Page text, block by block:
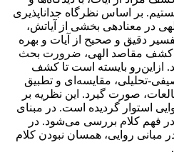
بر اساس نظرگاه جداناپذیری
در معنادهی بخشی از آیاتش،
دقیق و صحیح از آیات و بهره
کشف مقاصد الهی، ضرورت بحث
ازاین‌رو بایسته است تا کشف
تحلیلی، مقایسه‌ای و تطبیق
صورت گیرد. این نظریه بر
استوار گردیده است. در مبنای
فهم کلام بررسی می‌شود. در
مبانی روایی، همسان نبودن کلام